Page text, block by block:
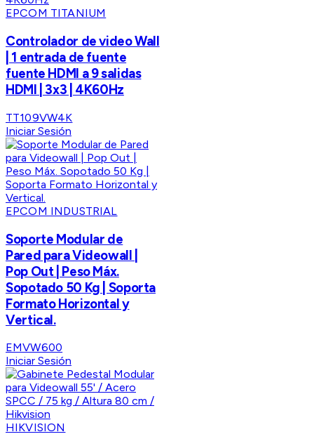
EPCOM TITANIUM
Controlador de video Wall
| 1 entrada de fuente
fuente HDMI a 9 salidas
HDMI | 3x3 | 4K60Hz
TT109VW4K
Iniciar Sesión
EPCOM INDUSTRIAL
Soporte Modular de
Pared para Videowall |
Pop Out | Peso Máx.
Sopotado 50 Kg | Soporta
Formato Horizontal y
Vertical.
EMVW600
Iniciar Sesión
HIKVISION